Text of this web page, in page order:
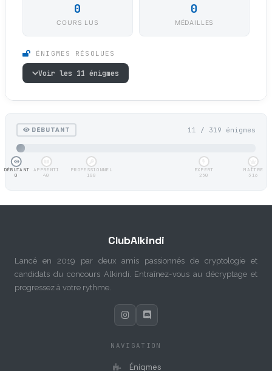
0
COURS LUS
0
MÉDAILLES
ÉNIGMES RÉSOLUES
Voir les 11 énigmes
DÉBUTANT 11 / 319 énigmes
DÉBUTANT
0
APPRENTI
40
PROFESSIONNEL
100
EXPERT
250
MAÎTRE
316
ClubAlkindi
Lancé en 2019 par deux amis passionnés de cryptologie et
candidats du concours Alkindi. Entraînez-vous au décryptage et
progressez à votre rythme.
NAVIGATION
Énigmes